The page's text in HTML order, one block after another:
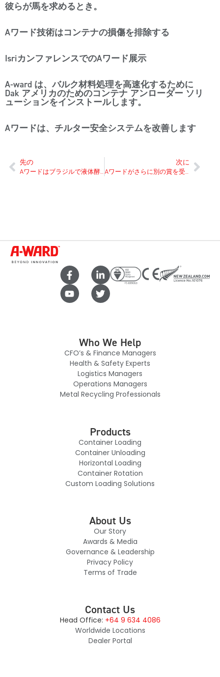
彼らが馬を求めるとき。
Aワード技術はコンテナの損傷を排除する
IsriカンファレンスでのAワード展示
A-ward は、バルク材料処理を高速化するために
Dak アメリカのためのコンテナ アンローダー ソリ
ューションをインストールします。
Aワードは、チルター安全システムを改善します
先の
Aワードはブラジルで液体酵素用の20フィートアンローダーを設置します。
次に
Aワードがさらに別の賞を受賞
Who We Help
CFO’s & Finance Managers
Health & Safety Experts
Logistics Managers
Operations Managers
Metal Recycling Professionals
Products
Container Loading
Container Unloading
Horizontal Loading
Container Rotation
Custom Loading Solutions
About Us
Our Story
Awards & Media
Governance & Leadership
Privacy Policy
Terms of Trade
Contact Us
Head Office: +64 9 634 4086
Worldwide Locations
Dealer Portal